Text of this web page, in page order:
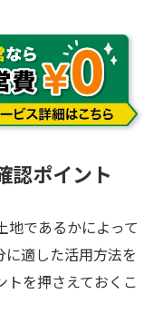
認ポイント
地であるかによって
適した活用方法を
トを押さえておくこ